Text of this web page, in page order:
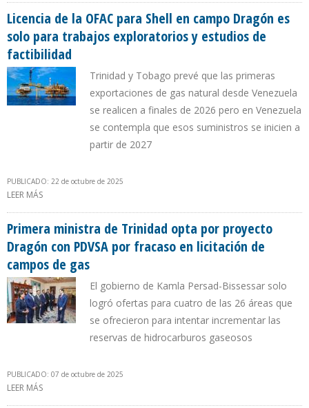
Licencia de la OFAC para Shell en campo Dragón es
solo para trabajos exploratorios y estudios de
factibilidad
Trinidad y Tobago prevé que las primeras
exportaciones de gas natural desde Venezuela
se realicen a finales de 2026 pero en Venezuela
se contempla que esos suministros se inicien a
partir de 2027
PUBLICADO: 22 de octubre de 2025
LEER MÁS
FACTIBILIDAD
Primera ministra de Trinidad opta por proyecto
Dragón con PDVSA por fracaso en licitación de
campos de gas
El gobierno de Kamla Persad-Bissessar solo
logró ofertas para cuatro de las 26 áreas que
se ofrecieron para intentar incrementar las
reservas de hidrocarburos gaseosos
PUBLICADO: 07 de octubre de 2025
LEER MÁS